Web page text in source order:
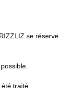
se
traité.